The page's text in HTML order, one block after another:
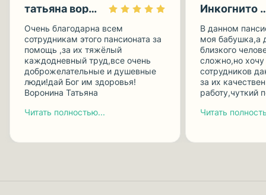
татьяна воронина
Очень благодарна всем
сотрудникам этого пансионата за
помощь ,за их тяжёлый
каждодневный труд,все очень
доброжелательные и душевные
люди!дай Бог им здоровья!
Воронина Татьяна
Читать полностью...
В данном
моя бабушка,а
близкого
сложно,но хочу
сотрудников
за их
работу,чуткий
Читать